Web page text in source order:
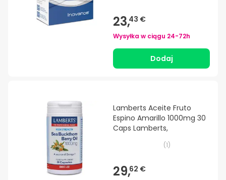
23,43 €
Wysyłka w ciągu 24-72h
Dodaj
Lamberts Aceite Fruto
Espino Amarillo 1000mg 30
Caps Lamberts,
(1)
29,62 €